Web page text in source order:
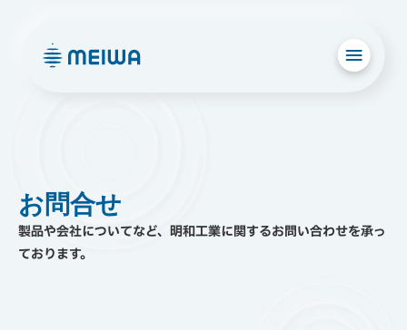
お問合せ
製品や会社についてなど、明和工業に関するお問い合わせを承っ
ております。